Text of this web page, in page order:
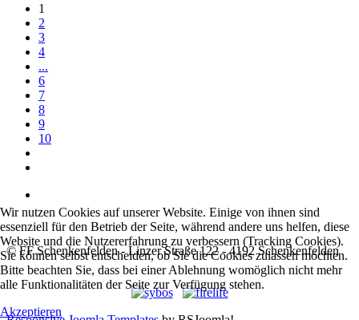
1
2
3
4
...
6
7
8
9
10
© FF Schenkenfelden - Linzer Straße 122 - 4192 Schenkenfelden
Wir nutzen Cookies auf unserer Website. Einige von ihnen sind
essenziell für den Betrieb der Seite, während andere uns helfen, diese
Website und die Nutzererfahrung zu verbessern (Tracking Cookies).
Sie können selbst entscheiden, ob Sie die Cookies zulassen möchten.
Bitte beachten Sie, dass bei einer Ablehnung womöglich nicht mehr
alle Funktionalitäten der Seite zur Verfügung stehen.
Akzeptieren